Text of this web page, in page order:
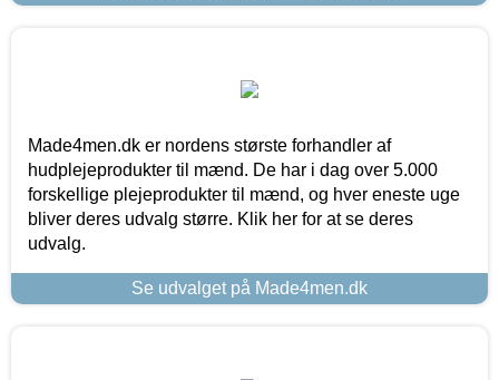
Made4men.dk er nordens største forhandler af
hudplejeprodukter til mænd. De har i dag over 5.000
forskellige plejeprodukter til mænd, og hver eneste uge
bliver deres udvalg større. Klik her for at se deres
udvalg.
Se udvalget på Made4men.dk